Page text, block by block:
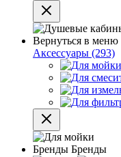
Вернуться в меню
Аксессуары (293)
Бренды Бренды